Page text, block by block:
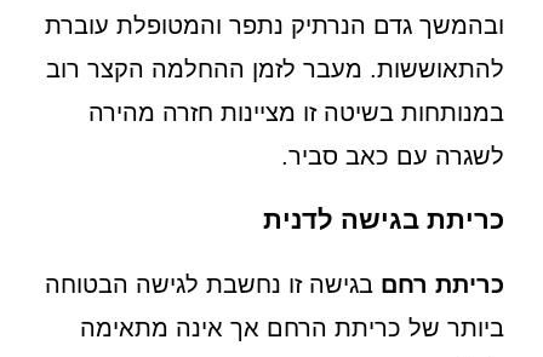
ובהמשך גדם הנרתיק נתפר והמטופלת עוברת
להתאוששות. מעבר לזמן ההחלמה הקצר רוב
במנותחות בשיטה זו מציינות חזרה מהירה
לשגרה עם כאב סביר.
כריתת בגישה לדנית
כריתת רחם בגישה זו נחשבת לגישה הבטוחה
ביותר של כריתת הרחם אך אינה מתאימה